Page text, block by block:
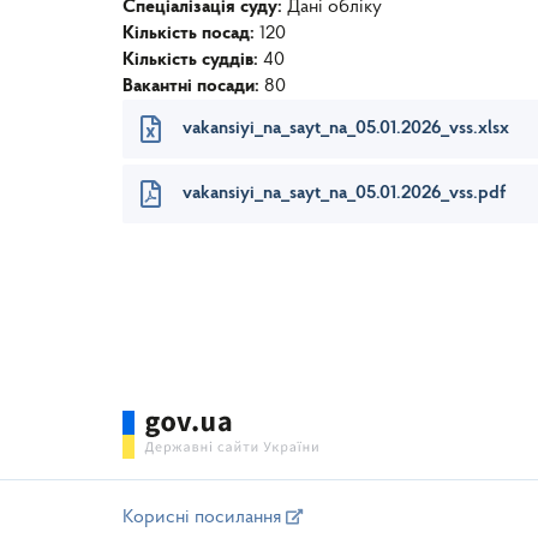
Спеціалізація суду: Дані обліку
Кількість посад: 120
Кількість суддів: 40
Вакантні посади: 80
vakansiyi_na_sayt_na_05.01.2026_vss.xlsx
vakansiyi_na_sayt_na_05.01.2026_vss.pdf
Корисні посилання